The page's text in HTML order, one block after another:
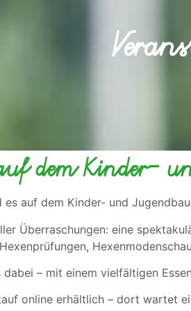
dem Kinder-
auf dem Kinder- und
Überraschungen: eine
– mit einem vielfältigen
online erhältlich – dort wartet